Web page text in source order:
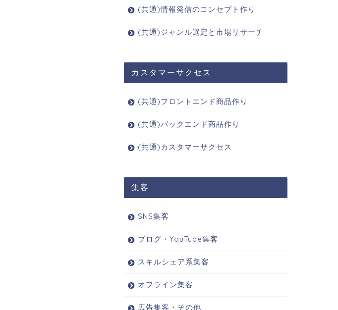
(共通)情報発信のコンセプト作り
(共通)ジャンル選定と市場リサーチ
カスタマーサクセス
(共通)フロントエンド商品作り
(共通)バックエンド商品作り
(共通)カスタマーサクセス
集客
SNS集客
ブログ・YouTube集客
スキルシェア系集客
オフライン集客
広告集客・その他